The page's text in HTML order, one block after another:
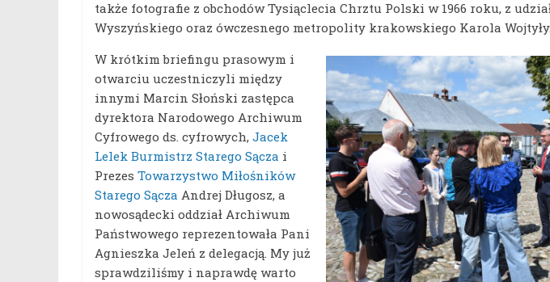
także fotografie z obchodów Tysiąclecia Chrztu Polski w 1966 roku, z
Wyszyńskiego oraz ówczesnego metropolity krakowskiego Karola
W krótkim briefingu prasowym i
otwarciu uczestniczyli między
innymi Marcin Słoński zastępca
dyrektora Narodowego Archiwum
Cyfrowego ds. cyfrowych, Jacek
Lelek Burmistrz Starego Sącza i
Prezes Towarzystwo Miłośników
Starego Sącza Andrej Długosz, a
nowosądecki oddział Archiwum
Państwowego reprezentowała Pani
Agnieszka Jeleń z delegacją. My już
sprawdziliśmy i naprawdę warto